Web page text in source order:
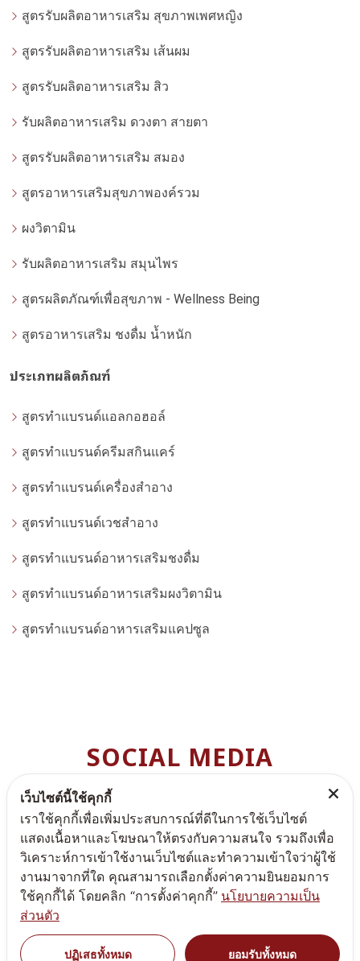
สูตรรับผลิตอาหารเสริม สุขภาพเพศหญิง
สูตรรับผลิตอาหารเสริม เส้นผม
สูตรรับผลิตอาหารเสริม สิว
รับผลิตอาหารเสริม ดวงตา สายตา
สูตรรับผลิตอาหารเสริม สมอง
สูตรอาหารเสริมสุขภาพองค์รวม
ผงวิตามิน
รับผลิตอาหารเสริม สมุนไพร
สูตรผลิตภัณฑ์เพื่อสุขภาพ - Wellness Being
สูตรอาหารเสริม ชงดื่ม น้ำหนัก
ประเภทผลิตภัณฑ์
สูตรทำแบรนด์แอลกอฮอล์
สูตรทำแบรนด์ครีมสกินแคร์
สูตรทำแบรนด์เครื่องสำอาง
สูตรทำแบรนด์เวชสำอาง
สูตรทำแบรนด์อาหารเสริมชงดื่ม
สูตรทำแบรนด์อาหารเสริมผงวิตามิน
สูตรทำแบรนด์อาหารเสริมแคปซูล
SOCIAL MEDIA
สามารถติดตามพรีมา แคร์ ได้ตามช่องทางต่างๆ เพื่อไม่ให้ท่านพ
ลาดโปรโมชั่นดีๆ
Copyright PREMACARE All Rights Reserved
เว็บไซต์นี้ใช้คุกกี้
เราใช้คุกกี้เพื่อเพิ่มประสบการณ์ที่ดีในการใช้เว็บไซต์
แสดงเนื้อหาและโฆษณาให้ตรงกับความสนใจ รวมถึงเพื่อ
วิเคราะห์การเข้าใช้งานเว็บไซต์และทำความเข้าใจว่าผู้ใช้
งานมาจากที่ใด คุณสามารถเลือกตั้งค่าความยินยอมการ
ใช้คุกกี้ได้ โดยคลิก “การตั้งค่าคุกกี้” นโยบายความเป็น
ส่วนตัว
ปฏิเสธทั้งหมด ยอมรับทั้งหมด